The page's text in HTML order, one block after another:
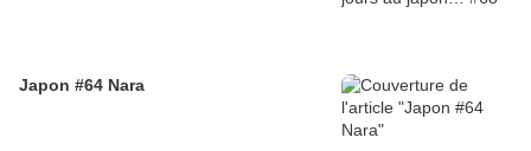
Japon #64 Nara